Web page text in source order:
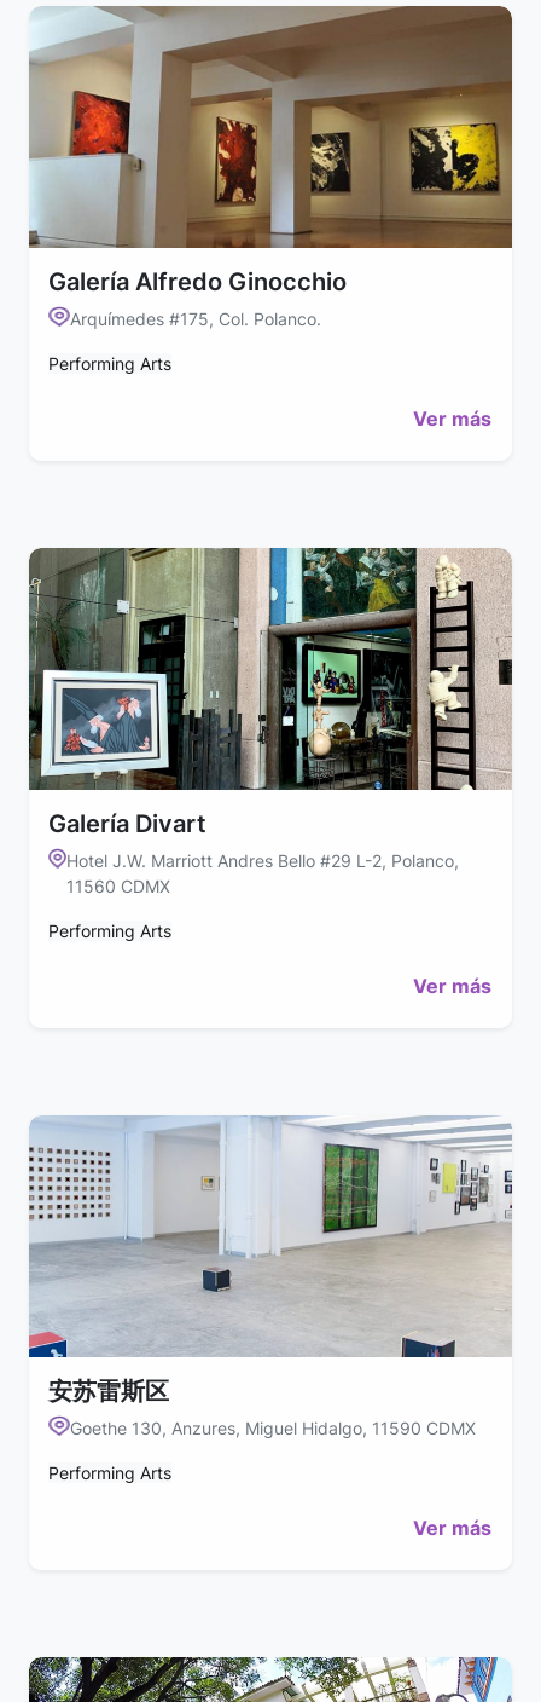
Galería Alfredo Ginocchio
Arquímedes #175, Col. Polanco.
Performing Arts
Ver más
Galería Divart
Hotel J.W. Marriott Andres Bello #29 L-2, Polanco,
11560 CDMX
Performing Arts
Ver más
安苏雷斯区
Goethe 130, Anzures, Miguel Hidalgo, 11590 CDMX
Performing Arts
Ver más